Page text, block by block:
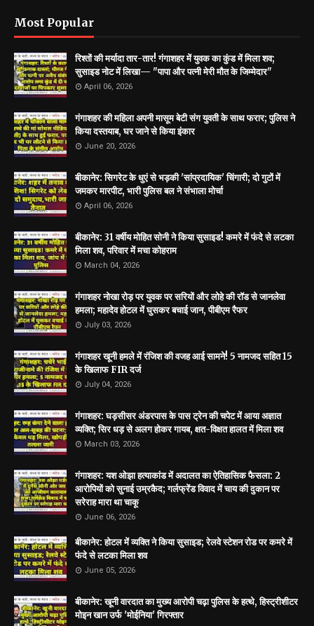
Most Popular
रिश्तों की मर्यादा तार-तार! गंगाशहर में युवक का कुंड में मिला शव;
सुसाइड नोट में लिखा— "पापा और पत्नी मेरी मौत के जिम्मेदार"
April 06, 2026
गंगाशहर की महिला अपनी मासूम बेटी संग युवती के साथ फरार; पुलिस ने
किया दस्तयाब, घर जाने से किया इंकार
June 20, 2026
बीकानेर: सिगरेट के धुएं से भड़की 'सांप्रदायिक' चिंगारी; दो गुटों में
जमकर मारपीट, भारी पुलिस बल ने संभाला मोर्चा
April 06, 2026
बीकानेर: 31 वर्षीय मोहित सोनी ने किया सुसाइड! कमरे में फंदे से लटका
मिला शव, परिवार में मचा कोहराम
March 04, 2026
गंगाशहर नोखा रोड़ पर युवक पर सरियों और लोहे की रॉड से जानलेवा
हमला; महादेव होटल में घुसकर बचाई जान, पीबीएम रैफर
July 03, 2026
गंगाशहर खूनी हमले में रंजिश की वजह आई सामने! 5 नामजद सहित 15
के खिलाफ FIR दर्ज
July 04, 2026
गंगाशहर: घड़सीसर अंडरपास के पास ट्रेन की चपेट में आया अज्ञात
व्यक्ति; सिर धड़ से अलग होकर गायब, क्षत-विक्षत हालत में मिला शव
March 03, 2026
गंगाशहर: यश ओझा हत्याकांड में अदालत का ऐतिहासिक फैसला: 2
आरोपियों को सुनाई उम्रकैद; गर्लफ्रेंड विवाद में चाय की दुकान पर
सरेराह मारा था चाकू
June 06, 2026
बीकानेर: होटल में व्यक्ति ने किया सुसाइड; रेलवे स्टेशन रोड पर कमरे में
फंदे से लटका मिला शव
June 05, 2026
बीकानेर: खूनी वारदात का मुख्य आरोपी चढ़ा पुलिस के हत्थे, हिस्ट्रीशीटर
मोइन खान उर्फ 'मोईनिया' गिरफ्तार